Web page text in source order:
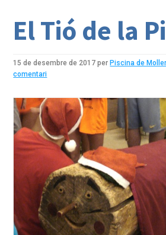
El Tió de la
15 de desembre de 2017 per Piscina de
comentari